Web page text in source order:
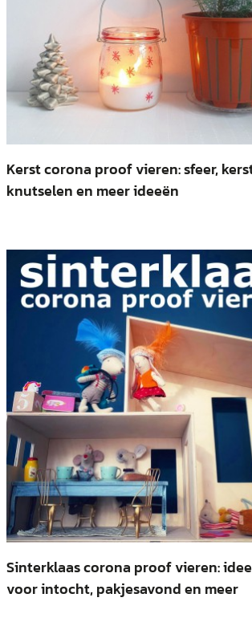
Kerst corona proof vieren: sfeer,
knutselen en meer ideeën
Sinterklaas corona proof vieren:
voor intocht, pakjesavond en meer